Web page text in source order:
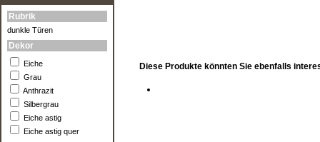
Diese Produkte könnten Sie ebenfalls
Rubrik
dunkle Türen
Dekor
Eiche
Grau
Anthrazit
Silbergrau
Eiche astig
Eiche astig quer